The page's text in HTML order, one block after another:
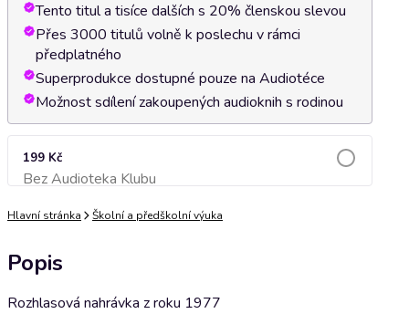
Tento titul a tisíce dalších s 20% členskou slevou
Přes 3000 titulů volně k poslechu v rámci
předplatného
Superprodukce dostupné pouze na Audiotéce
Možnost sdílení zakoupených audioknih s rodinou
199 Kč
Bez Audioteka KlubuPřidat do košíku
Hlavní stránka Školní a předškolní výuka
Popis
Rozhlasová nahrávka z roku 1977